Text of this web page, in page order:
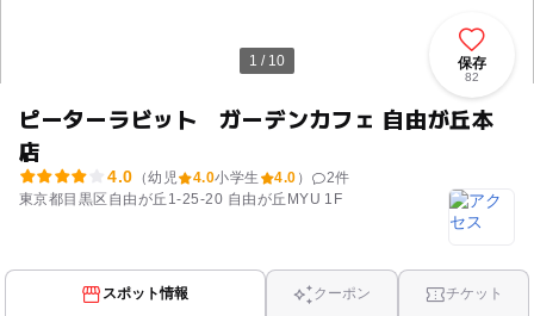
1 / 10
ピーターラビット ガーデンカフェ 自由が丘本
店
4.0 （幼児 4.0小学生 4.0 ） 2件
東京都目黒区自由が丘1-25-20 自由が丘MYU 1F
保存
82
スポット情報 クーポン チケット